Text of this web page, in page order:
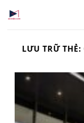
qua
nội
LƯU TRỮ THẺ: